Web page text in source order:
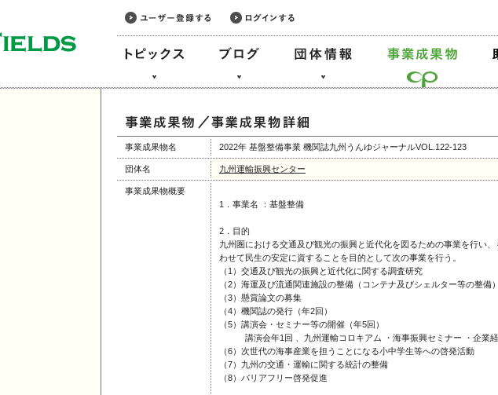
事業成果物名 2022年 基盤整備事業 機関誌九州うんゆジャーナルVOL.122-123
団体名 九州運輸振興センター
事業成果物概要
1．事業名 ：基盤整備
2．目的
九州圏における交通及び観光の振興と近代化を図るための事業を行い
わせて民生の安定に資することを目的として次の事業を行う。
（1）交通及び観光の振興と近代化に関する調査研究
（2）海運及び流通関連施設の整備（コンテナ及びシェルター等の整備）
（3）懸賞論文の募集
（4）機関誌の発行（年2回）
（5）講演会・セミナー等の開催（年5回）
講演会年1回 、九州運輸コロキアム ・海事振興セミナー ・企業経
（6）次世代の海事産業を担うことになる小中学生等への啓発活動
（7）九州の交通・運輸に関する統計の整備
（8）バリアフリー啓発促進